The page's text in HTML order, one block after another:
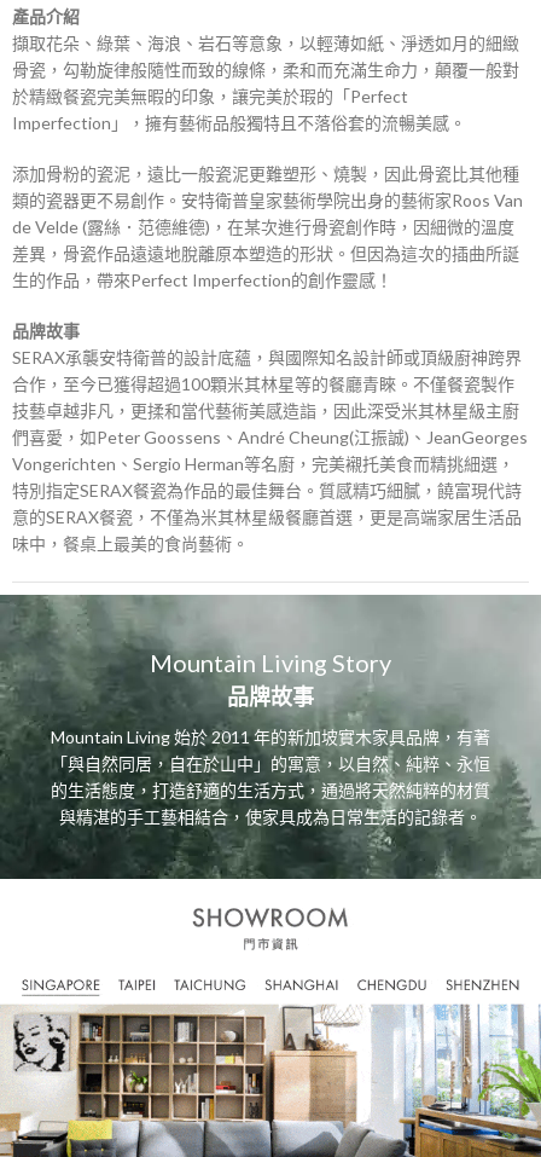
產品介紹
擷取花朵、綠葉、海浪、岩石等意象，以輕薄如紙、淨透如月的細緻
骨瓷，勾勒旋律般隨性而致的線條，柔和而充滿生命力，顛覆一般對
於精緻餐瓷完美無暇的印象，讓完美於瑕的「Perfect
Imperfection」，擁有藝術品般獨特且不落俗套的流暢美感。
添加骨粉的瓷泥，遠比一般瓷泥更難塑形、燒製，因此骨瓷比其他種
類的瓷器更不易創作。安特衛普皇家藝術學院出身的藝術家Roos Van
de Velde (露絲．范德維德)，在某次進行骨瓷創作時，因細微的溫度
差異，骨瓷作品遠遠地脫離原本塑造的形狀。但因為這次的插曲所誕
生的作品，帶來Perfect Imperfection的創作靈感！
品牌故事
SERAX承襲安特衛普的設計底蘊，與國際知名設計師或頂級廚神跨界
合作，至今已獲得超過100顆米其林星等的餐廳青睞。不僅餐瓷製作
技藝卓越非凡，更揉和當代藝術美感造詣，因此深受米其林星級主廚
們喜愛，如Peter Goossens、André Cheung(江振誠)、JeanGeorges
Vongerichten、Sergio Herman等名廚，完美襯托美食而精挑細選，
特別指定SERAX餐瓷為作品的最佳舞台。質感精巧細膩，饒富現代詩
意的SERAX餐瓷，不僅為米其林星級餐廳首選，更是高端家居生活品
味中，餐桌上最美的食尚藝術。
Mountain Living Story
品牌故事
Mountain Living 始於 2011 年的新加坡實木家具品牌，有著
「與自然同居，自在於山中」的寓意，以自然、純粹、永恒
的生活態度，打造舒適的生活方式，通過將天然純粹的材質
與精湛的手工藝相結合，使家具成為日常生活的記錄者。